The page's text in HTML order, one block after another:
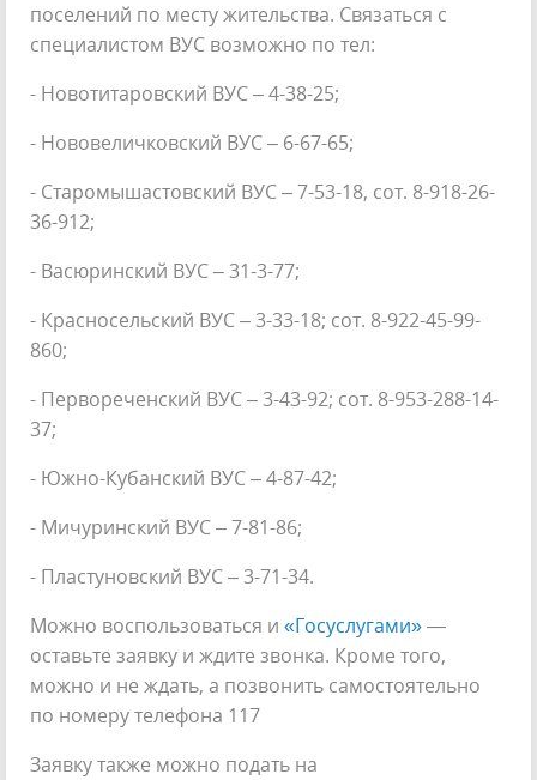
поселений по месту жительства. Связаться с
специалистом ВУС возможно по тел:
- Новотитаровский ВУС – 4-38-25;
- Нововеличковский ВУС – 6-67-65;
- Старомышастовский ВУС – 7-53-18, сот. 8-918-26-
36-912;
- Васюринский ВУС – 31-3-77;
- Красносельский ВУС – 3-33-18; сот. 8-922-45-99-
860;
- Первореченский ВУС – 3-43-92; сот. 8-953-288-14-
37;
- Южно-Кубанский ВУС – 4-87-42;
- Мичуринский ВУС – 7-81-86;
- Пластуновский ВУС – 3-71-34.
Можно воспользоваться и «Госуслугами»—
оставьте заявку и ждите звонка. Кроме того,
можно и не ждать, а позвонить самостоятельно
по номеру телефона 117
Заявку также можно подать на